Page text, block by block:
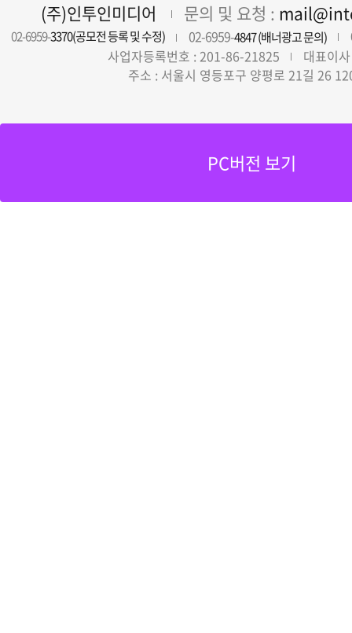
(주)인투인미디어 문의 및 요청 :
02-6959-3370(공모전 등록 및 수정) 02-6959-4847 (배너광고 문의)
사업자등록번호 : 201-86-21825
대표이
주소 : 서울시 영등포구 양평로 21길 26
PC버전 보기